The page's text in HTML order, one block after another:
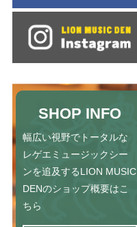
SHOP INFO
幅広い視野でトータルな
レゲエミュージックシー
ンを追及するLION MUSIC
DENのショップ概要はこ
ちら